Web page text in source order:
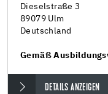
Dieselstraße 3
89079 Ulm
Deutschland
Gemäß
DETAILS ANZEIGEN